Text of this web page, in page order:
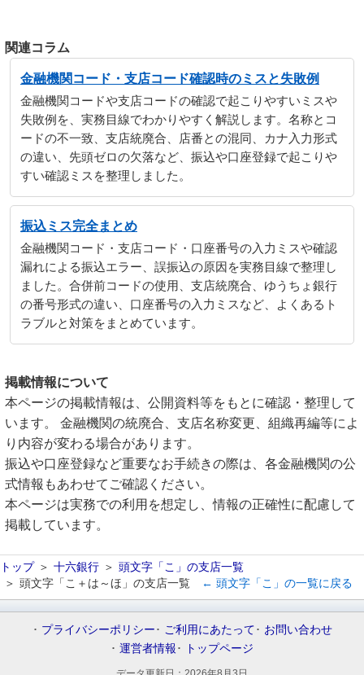
関連コラム
金融機関コード・支店コード確認時のミスと失敗例
金融機関コードや支店コードの確認で起こりやすいミスや
失敗例を、実務目線でわかりやすく解説します。名称とコ
ードの不一致、支店統廃合、店番との混同、カナ入力形式
の違い、先頭ゼロの欠落など、振込や口座登録で起こりや
すい確認ミスを整理しました。
振込ミス完全まとめ
金融機関コード・支店コード・口座番号の入力ミスや確認
漏れによる振込エラー、誤振込の原因を実務目線で整理し
ました。合併前コードの使用、支店統廃合、ゆうちょ銀行
の番号形式の違い、口座番号の入力ミスなど、よくあるト
ラブルと対策をまとめています。
掲載情報について
本ページの掲載情報は、公開資料等をもとに確認・整理して
います。 金融機関の統廃合、支店名称変更、組織再編等によ
り内容が変わる場合があります。
振込や口座登録など重要なお手続きの際は、各金融機関の公
式情報もあわせてご確認ください。
本ページは実務での利用を想定し、情報の正確性に配慮して
掲載しています。
トップ 十六銀行
頭文字「こ」の支店一覧
頭文字「こ＋は～ほ」の支店一覧
← 頭文字「こ」の一覧に戻る
プライバシーポリシー ご利用にあたって
お問い合わせ
運営者情報
トップページ